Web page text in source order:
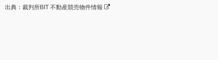
出典：裁判所BIT 不動産競売物件情報